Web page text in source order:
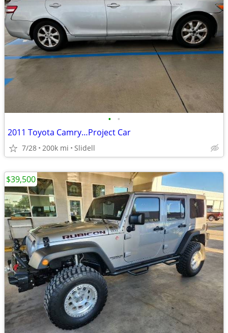
• •
2011 Toyota Camry…Project Car
7/28 200k mi Slidell
$39,500